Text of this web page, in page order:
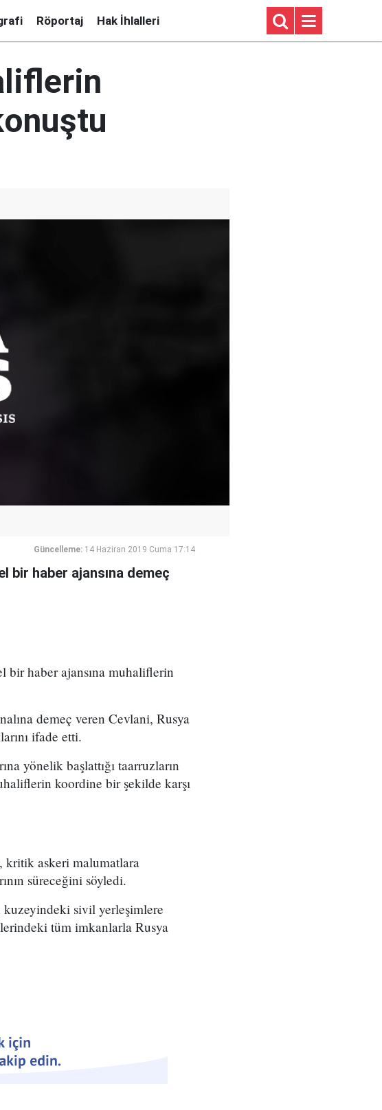
Röportaj Hak İhlalleri
Güncelleme: 14 Haziran 2019 Cuma 17:14
bir haber ajansına demeç
haber ajansına muhaliflerin
demeç veren Cevlani, Rusya
ifade etti.
yönelik başlattığı taarruzların
koordine bir şekilde karşı
kritik askeri malumatlara
süreceğini söyledi.
sivil yerleşimlere
tüm imkanlarla Rusya